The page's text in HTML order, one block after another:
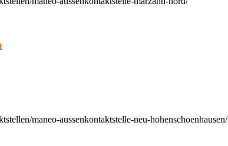
maneo-aussenkontaktstelle-neu-hohenschoenhausen/